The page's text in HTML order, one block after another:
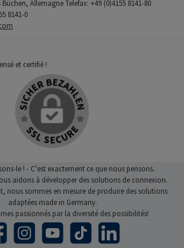
Allemagne Telefax: +49 (0)4155 8141-80
8141-0
et certifié !
le ! - C'est exactement ce que nous pensons.
aidons à développer des solutions de connexion.
nous sommes en mesure de produire des solutions
adaptées made in Germany.
passionnés par la diversité des possibilités!
Instagram YouTube TikTok LinkedIn